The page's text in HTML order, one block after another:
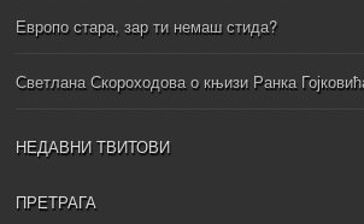
Европо стара, зар ти немаш стида?
Светлана Скороходова о књизи Ранка
НЕДАВНИ ТВИТОВИ
ПРЕТРАГА